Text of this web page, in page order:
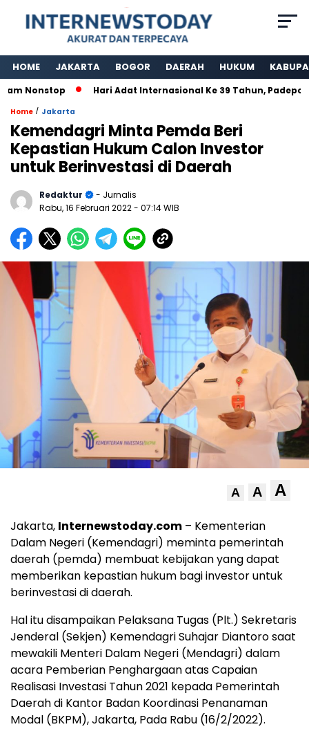
HOME JAKARTA BOGOR DAERAH HUKUM
Nonstop Hari Adat Internasional Ke 39 Tahun,
Home / Jakarta
Kemendagri Minta Pemda Beri
Kepastian Hukum Calon Investor
untuk Berinvestasi di Daerah
Redaktur
- Jurnalis
Rabu, 16 Februari 2022- 07:14 WIB
A A A
Jakarta, Internewstoday.com – Kementerian
Dalam Negeri (Kemendagri) meminta pemerintah
daerah (pemda) membuat kebijakan yang dapat
memberikan kepastian hukum bagi investor untuk
berinvestasi di daerah.
Hal itu disampaikan Pelaksana Tugas (Plt.) Sekretaris
Jenderal (Sekjen) Kemendagri Suhajar Diantoro saat
mewakili Menteri Dalam Negeri (Mendagri) dalam
acara Pemberian Penghargaan atas Capaian
Realisasi Investasi Tahun 2021 kepada Pemerintah
Daerah di Kantor Badan Koordinasi Penanaman
Modal (BKPM), Jakarta, Pada Rabu (16/2/2022).